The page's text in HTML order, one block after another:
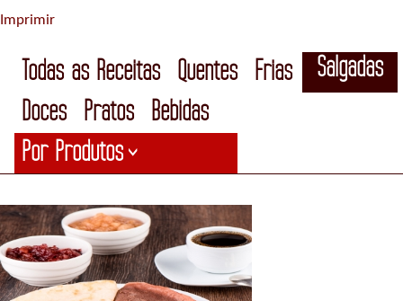
Imprimir
Todas as Receitas Quentes Frias
Salgadas
Doces
Pratos
Bebidas
Por Produtos>